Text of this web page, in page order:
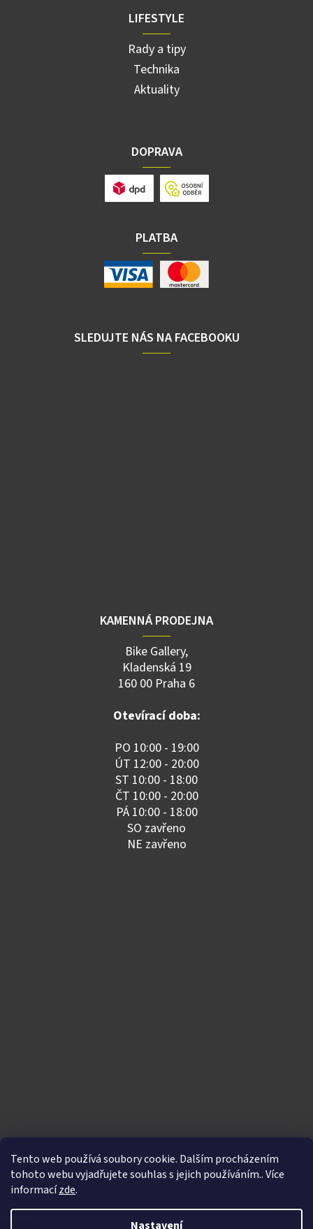
Tento web používá soubory cookie. Dalším procházením
tohoto webu vyjadřujete souhlas s jejich používáním.. Více
informacízde.
Nastavení
LIFESTYLE
Rady a tipy
Technika
Aktuality
DOPRAVA
PLATBA
SLEDUJTE NÁS NA FACEBOOKU
KAMENNÁ PRODEJNA
Bike Gallery,
Kladenská 19
160 00 Praha 6
Otevírací doba:
PO 10:00 - 19:00
ÚT 12:00 - 20:00
ST 10:00 - 18:00
ČT 10:00 - 20:00
PÁ 10:00 - 18:00
SO zavřeno
NE zavřeno
Vytvořil Shoptet |Nakódoval eshopGuru